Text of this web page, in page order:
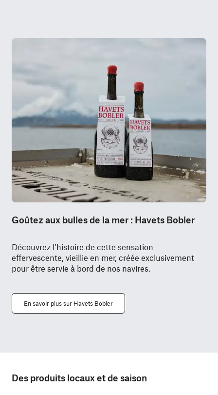
Goûtez aux bulles de la mer : Havets Bobler
Découvrez l’histoire de cette sensation
effervescente, vieillie en mer, créée exclusivement
pour être servie à bord de nos navires.
En savoir plus sur Havets Bobler
Des produits locaux et de saison